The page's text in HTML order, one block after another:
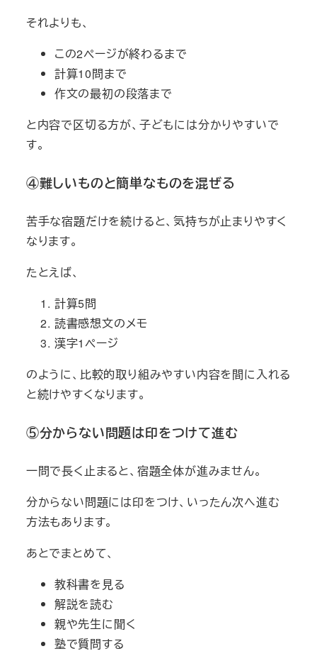
それよりも、
この2ページが終わるまで
計算10問まで
作文の最初の段落まで
と内容で区切る方が、子どもには分かりやすいで
す。
④難しいものと簡単なものを混ぜる
苦手な宿題だけを続けると、気持ちが止まりやすく
なります。
たとえば、
計算5問
読書感想文のメモ
漢字1ページ
のように、比較的取り組みやすい内容を間に入れる
と続けやすくなります。
⑤分からない問題は印をつけて進む
一問で長く止まると、宿題全体が進みません。
分からない問題には印をつけ、いったん次へ進む
方法もあります。
あとでまとめて、
教科書を見る
解説を読む
親や先生に聞く
塾で質問する